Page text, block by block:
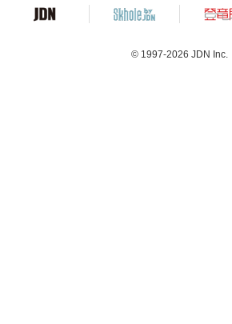
© 1997-2026 JDN Inc.